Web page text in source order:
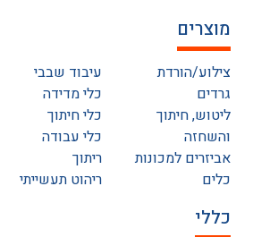
מוצרים
צילוע/הורדת
גרדים
ליטוש, חיתוך
והשחזה
אביזרים למכונות
כלים
עיבוד שבבי
כלי מדידה
כלי חיתוך
כלי עבודה
ריתוך
ריהוט תעשייתי
כללי